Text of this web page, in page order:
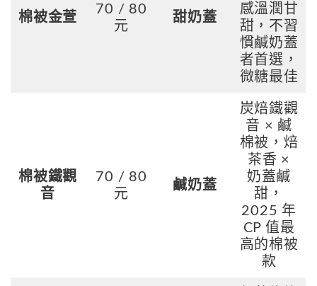
棉被金萱
70 / 80
元
甜奶蓋
感溫潤甘
甜，不習
慣鹹奶蓋
者首選，
微糖最佳
棉被鐵觀
音
70 / 80
元
鹹奶蓋
炭焙鐵觀
音 × 鹹
棉被，焙
茶香 ×
奶蓋鹹
甜，
2025 年
CP 值最
高的棉被
款